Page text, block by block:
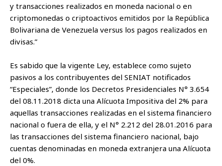
y transacciones realizados en moneda nacional o en
criptomonedas o criptoactivos emitidos por la República
Bolivariana de Venezuela versus los pagos realizados en
divisas.”
Es sabido que la vigente Ley, establece como sujeto
pasivos a los contribuyentes del SENIAT notificados
“Especiales”, donde los Decretos Presidenciales N° 3.654
del 08.11.2018 dicta una Alícuota Impositiva del 2% para
aquellas transacciones realizadas en el sistema financiero
nacional o fuera de ella, y el N° 2.212 del 28.01.2016 para
las transacciones del sistema financiero nacional, bajo
cuentas denominadas en moneda extranjera una Alícuota
del 0%.